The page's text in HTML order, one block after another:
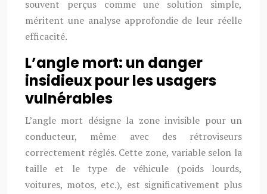
souvent perçus comme une solution simple,
méritent une analyse approfondie de leur réelle
efficacité.
L’angle mort: un danger
insidieux pour les usagers
vulnérables
L’angle mort désigne la zone invisible pour un
conducteur, même avec des rétroviseurs
correctement réglés. Cette zone, variable selon la
taille et le type de véhicule (poids lourds,
voitures, motos, etc.), est significativement plus